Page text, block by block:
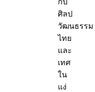
กับ
ศิลป
วัฒนธรรม
ไทย
และ
เทศ
ใน
แง่